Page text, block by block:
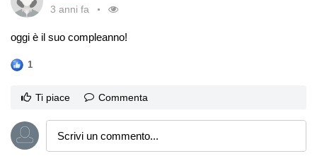
3 anni fa
oggi è il suo compleanno!
1
Ti piace Commenta